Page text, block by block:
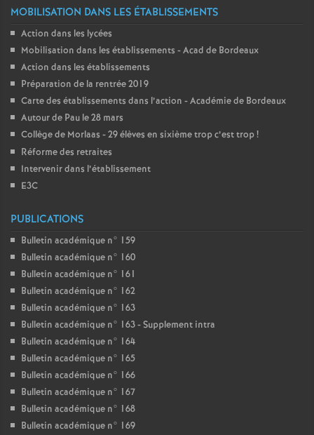
MOBILISATION DANS LES ÉTABLISSEMENTS
Action dans les lycées
Mobilisation dans les établissements - Acad de Bordeaux
Action dans les établissements
Préparation de la rentrée 2019
Carte des établissements dans l’action - Académie de Bordeaux
Autour de Pau le 28 mars
Collège de Morlaas - 29 élèves en sixième trop c’est trop!
Réforme des retraites
Intervenir dans l’établissement
E3C
PUBLICATIONS
Bulletin académique n° 159
Bulletin académique n° 160
Bulletin académique n° 161
Bulletin académique n° 162
Bulletin académique n° 163
Bulletin académique n° 163 - Supplement intra
Bulletin académique n° 164
Bulletin académique n° 165
Bulletin académique n° 166
Bulletin académique n° 167
Bulletin académique n° 168
Bulletin académique n° 169